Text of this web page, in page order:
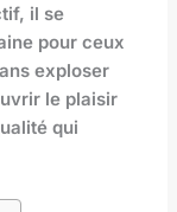
il se
pour ceux
exploser
le plaisir
qui